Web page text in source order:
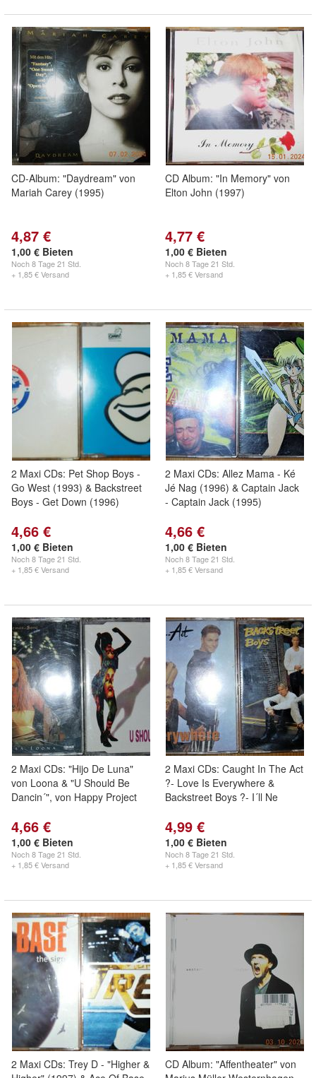
CD-Album: "Daydream" von
Mariah Carey (1995)
4,87 €
1,00 € Bieten
Noch8 Tage 21 Std.
+ 1,85 € Versand
CD Album: "In Memory" von
Elton John (1997)
4,77 €
1,00 € Bieten
Noch8 Tage 21 Std.
+ 1,85 € Versand
2 Maxi CDs: Pet Shop Boys -
Go West (1993) & Backstreet
Boys - Get Down (1996)
4,66 €
1,00 € Bieten
Noch8 Tage 21 Std.
+ 1,85 € Versand
2 Maxi CDs: Allez Mama - Ké
Jé Nag (1996) & Captain Jack
- Captain Jack (1995)
4,66 €
1,00 € Bieten
Noch8 Tage 21 Std.
+ 1,85 € Versand
2 Maxi CDs: "Hijo De Luna"
von Loona & "U Should Be
Dancin´", von Happy Project
4,66 €
1,00 € Bieten
Noch8 Tage 21 Std.
+ 1,85 € Versand
2 Maxi CDs: Caught In The Act
?- Love Is Everywhere &
Backstreet Boys ?- I´ll Ne
4,99 €
1,00 € Bieten
Noch8 Tage 21 Std.
+ 1,85 € Versand
2 Maxi CDs: Trey D - "Higher &
CD Album: "Affentheater" von